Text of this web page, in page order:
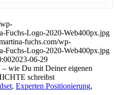
Fuchs-Logo-2020-Web400px.jpg
fuchs.com/wp-
Fuchs-Logo-2020-Web400px.jpg
2023-06-29
wie Du mit Deiner eigenen
schreibst
, Experten Positionierung,